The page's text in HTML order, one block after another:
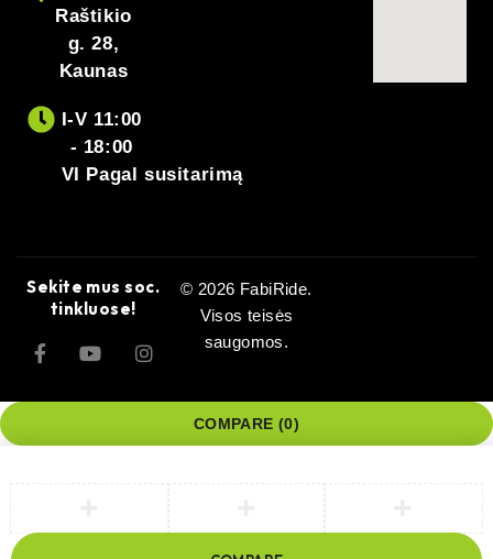
Raštikio
g. 28,
Kaunas
I-V 11:00
- 18:00
VI Pagal susitarimą
Sekite mus soc.
tinkluose!
© 2026 FabiRide.
Visos teisės
saugomos.
COMPARE (0)